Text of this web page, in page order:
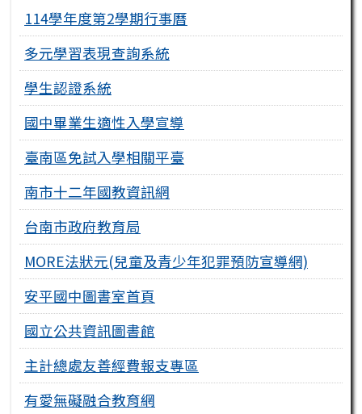
114學年度第2學期行事曆
多元學習表現查詢系統
學生認證系統
國中畢業生適性入學宣導
臺南區免試入學相關平臺
南市十二年國教資訊網
台南市政府教育局
MORE法狀元(兒童及青少年犯罪預防宣導網)
安平國中圖書室首頁
國立公共資訊圖書館
主計總處友善經費報支專區
有愛無礙融合教育網